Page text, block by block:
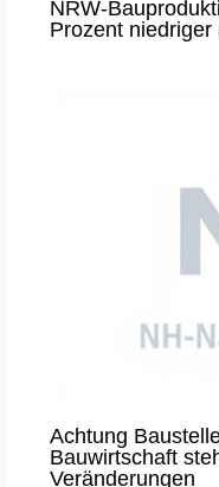
NRW-
Prozent
Achtung
Bauwirtschaft
Veränderungen